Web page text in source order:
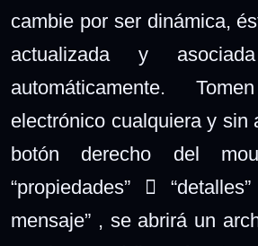
cambie por ser dinámica,
actualizada y
automáticamente.
electrónico cualquiera y sin
botón derecho del
“propiedades” 
mensaje” , se abrirá un